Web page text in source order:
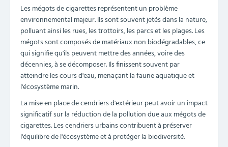
Les mégots de cigarettes représentent un problème
environnemental majeur. Ils sont souvent jetés dans la nature,
polluant ainsi les rues, les trottoirs, les parcs et les plages. Les
mégots sont composés de matériaux non biodégradables, ce
qui signifie qu'ils peuvent mettre des années, voire des
décennies, à se décomposer. Ils finissent souvent par
atteindre les cours d'eau, menaçant la faune aquatique et
l'écosystème marin.
La mise en place de cendriers d'extérieur peut avoir un impact
significatif sur la réduction de la pollution due aux mégots de
cigarettes. Les cendriers urbains contribuent à préserver
l'équilibre de l'écosystème et à protéger la biodiversité.